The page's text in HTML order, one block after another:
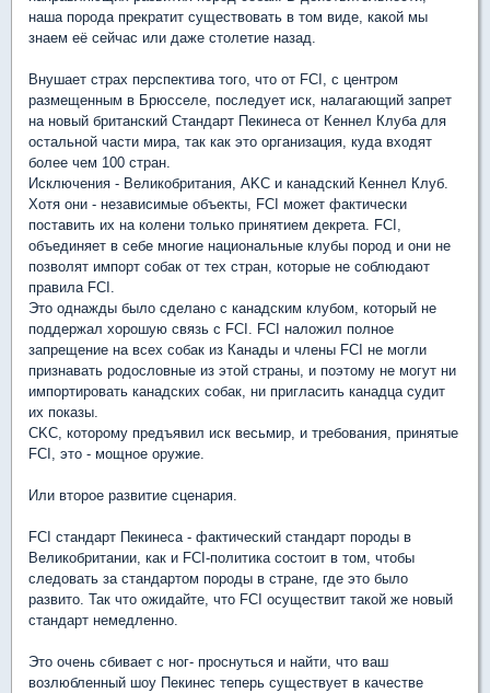
наша порода прекратит существовать в том виде, какой мы
знаем её сейчас или даже столетие назад.
Внушает страх перспектива того, что от FCI, с центром
размещенным в Брюсселе, последует иск, налагающий запрет
на новый британский Стандарт Пекинеса от Кеннел Клуба для
остальной части мира, так как это организация, куда входят
более чем 100 стран.
Исключения - Великобритания, AKC и канадский Кеннел Клуб.
Хотя они - независимые объекты, FCI может фактически
поставить их на колени только принятием декрета. FCI,
объединяет в себе многие национальные клубы пород и они не
позволят импорт собак от тех стран, которые не соблюдают
правила FCI.
Это однажды было сделано с канадским клубом, который не
поддержал хорошую связь с FCI. FCI наложил полное
запрещение на всех собак из Канады и члены FCI не могли
признавать родословные из этой страны, и поэтому не могут ни
импортировать канадских собак, ни пригласить канадца судит
их показы.
CKC, которому предъявил иск весьмир, и требования, принятые
FCI, это - мощное оружие.
Или второе развитие сценария.
FCI стандарт Пекинеса - фактический стандарт породы в
Великобритании, как и FCI-политика состоит в том, чтобы
следовать за стандартом породы в стране, где это было
развито. Так что ожидайте, что FCI осуществит такой же новый
стандарт немедленно.
Это очень сбивает с ног- проснуться и найти, что ваш
возлюбленный шоу Пекинес теперь существует в качестве